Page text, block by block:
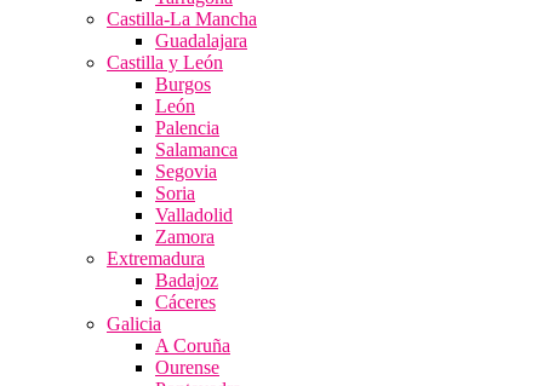
Castilla-La Mancha
Guadalajara
Castilla y León
Burgos
León
Palencia
Salamanca
Segovia
Soria
Valladolid
Zamora
Extremadura
Badajoz
Cáceres
Galicia
A Coruña
Ourense